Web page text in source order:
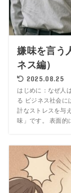
嫌味を言う
ネス編）
2025.08.25
はじめに：なぜ人
る ビジネス社会に
計なストレスを与
味」です。 表面的